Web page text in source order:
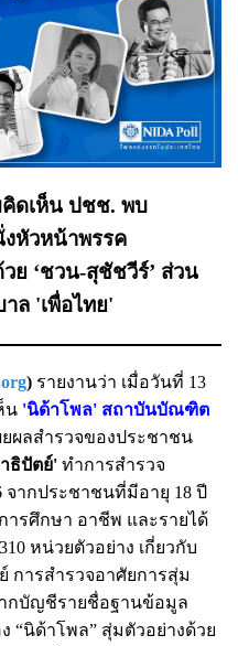
คิดเห็น ปชช. พบ
หัวหน้าพรรค
ย ‘ชวน-สุชัชวีร์’ ส่วน
ล 'เพื่อไทย'
) รายงานว่า เมื่อวันที่ 13
น 'นิด้าโพล' สถาบันบัณฑิต
ยผลสำรวจของประชาชน
ธิปัตย์' ทำการสำรวจ
จากประชาชนที่มีอายุ 18 ปี
รศึกษา อาชีพ และรายได้
หน่วยตัวอย่าง เกี่ยวกับ
การสำรวจอาศัยการสุ่ม
กบัญชีรายชื่อฐานข้อมูล
ง “นิด้าโพล” สุ่มตัวอย่างด้วย